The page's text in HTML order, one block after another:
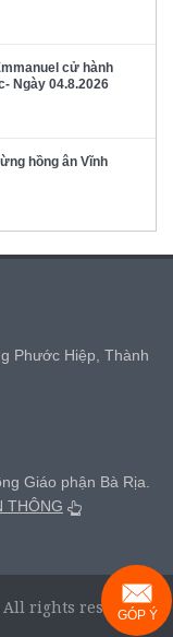
cử hành
Ngày 04.8.2026
hồng ân Vĩnh
Phước Hiệp, Thành
Giáo phận Bà Rịa.
THÔNG
All rights reserved.
GÓP Ý